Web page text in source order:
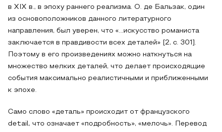
в XIX в., в эпоху раннего реализма. О. де Бальзак, один
из основоположников данного литературного
направления, был уверен, что «…искусство романиста
заключается в правдивости всех деталей» [2, c. 301].
Поэтому в его произведениях можно наткнуться на
множество мелких деталей, что делает происходящие
события максимально реалистичными и приближенными
к эпохе.
Само слово «деталь» происходит от французского
detail, что означает «подробность», «мелочь». Перевод